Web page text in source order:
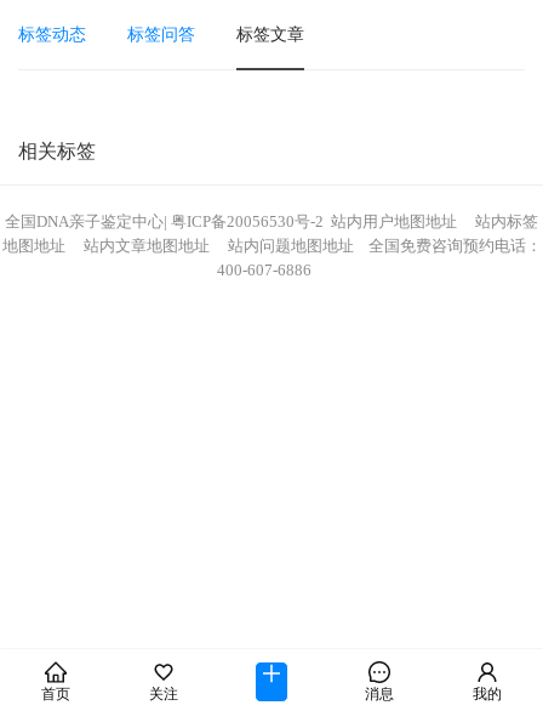
标签动态 标签问答 标签文章
相关标签
全国DNA亲子鉴定中心| 粤ICP备20056530号-2 站内用户地图地址
站内标签
地图地址
站内文章地图地址 站内问题地图地址
全国免费咨询预约电话：
400-607-6886
首页 关注 消息 我的